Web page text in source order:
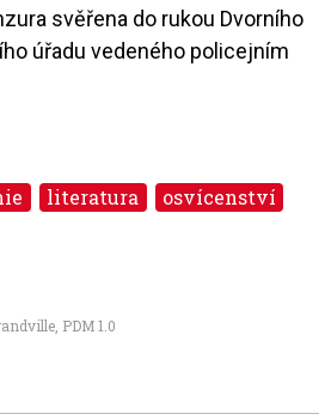
svěřena do rukou Dvorního
úřadu vedeného policejním
literatura osvícenství
PDM 1.0